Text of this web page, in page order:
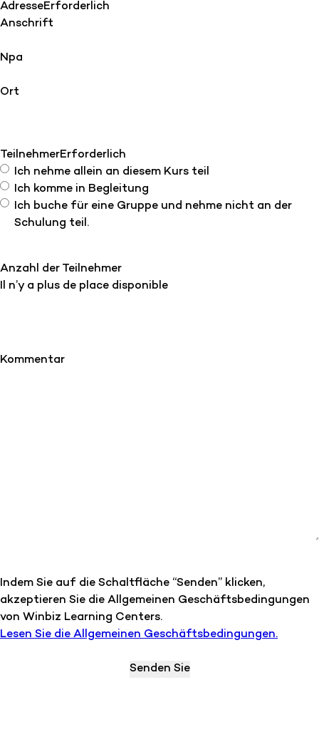
AdresseErforderlich
Anschrift
Npa
Ort
TeilnehmerErforderlich
Ich nehme allein an diesem Kurs teil
Ich komme in Begleitung
Ich buche für eine Gruppe und nehme nicht an der
Schulung teil.
Anzahl der Teilnehmer
Il n’y a plus de place disponible
Kommentar
Indem Sie auf die Schaltfläche “Senden” klicken,
akzeptieren Sie die Allgemeinen Geschäftsbedingungen
von Winbiz Learning Centers.
Lesen Sie die Allgemeinen Geschäftsbedingungen.